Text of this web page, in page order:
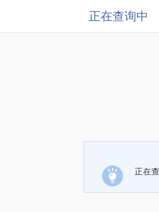
正在查询中
正在